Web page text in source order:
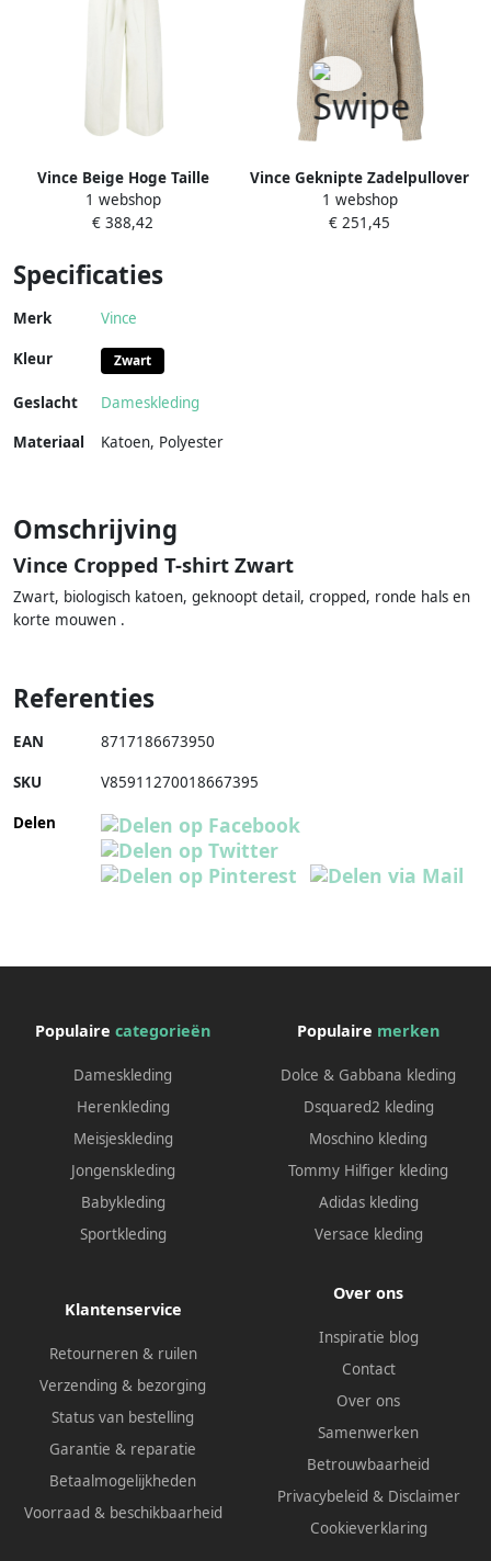
Vince Beige Hoge Taille
Linnen Broek Beige Dames
1 webshop
€ 388,42
Vince Geknipte Zadelpullover
Beige Dames
1 webshop
€ 251,45
Specificaties
Merk Vince
Kleur Zwart
Geslacht
Dameskleding
Materiaal
Katoen, Polyester
Omschrijving
Vince Cropped T-shirt Zwart
Zwart, biologisch katoen, geknoopt detail, cropped, ronde hals en
korte mouwen .
Referenties
EAN 8717186673950
SKU V85911270018667395
Delen
Populaire categorieën
Dameskleding
Herenkleding
Meisjeskleding
Jongenskleding
Babykleding
Sportkleding
Populaire merken
Dolce & Gabbana kleding
Dsquared2 kleding
Moschino kleding
Tommy Hilfiger kleding
Adidas kleding
Versace kleding
Klantenservice
Retourneren & ruilen
Verzending & bezorging
Status van bestelling
Garantie & reparatie
Betaalmogelijkheden
Voorraad & beschikbaarheid
Over ons
Inspiratie blog
Contact
Over ons
Samenwerken
Betrouwbaarheid
Privacybeleid & Disclaimer
Cookieverklaring